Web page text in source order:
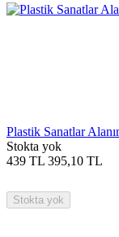
Plastik Sanatlar
Stokta yok
439 TL 395,10 TL
Stokta yok